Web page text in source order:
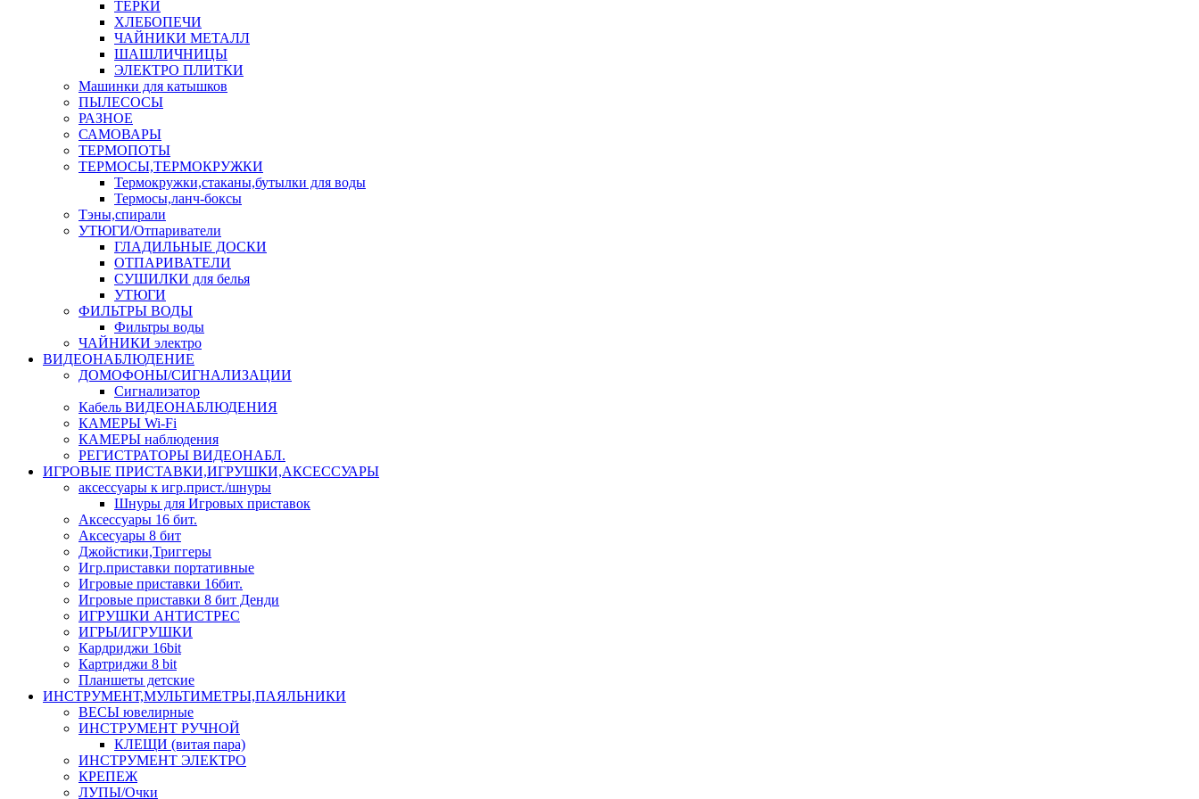
ТЕРКИ
ХЛЕБОПЕЧИ
ЧАЙНИКИ МЕТАЛЛ
ШАШЛИЧНИЦЫ
ЭЛЕКТРО ПЛИТКИ
Машинки для катышков
ПЫЛЕСОСЫ
РАЗНОЕ
САМОВАРЫ
ТЕРМОПОТЫ
ТЕРМОСЫ,ТЕРМОКРУЖКИ
Термокружки,стаканы,бутылки для воды
Термосы,ланч-боксы
Тэны,спирали
УТЮГИ/Отпариватели
ГЛАДИЛЬНЫЕ ДОСКИ
ОТПАРИВАТЕЛИ
СУШИЛКИ для белья
УТЮГИ
ФИЛЬТРЫ ВОДЫ
Фильтры воды
ЧАЙНИКИ электро
ВИДЕОНАБЛЮДЕНИЕ
ДОМОФОНЫ/СИГНАЛИЗАЦИИ
Сигнализатор
Кабель ВИДЕОНАБЛЮДЕНИЯ
КАМЕРЫ Wi-Fi
КАМЕРЫ наблюдения
РЕГИСТРАТОРЫ ВИДЕОНАБЛ.
ИГРОВЫЕ ПРИСТАВКИ,ИГРУШКИ,АКСЕССУАРЫ
аксесcуары к игр.прист./шнуры
Шнуры для Игровых приставок
Аксессуары 16 бит.
Аксесуары 8 бит
Джойстики,Триггеры
Игр.приставки портативные
Игровые приставки 16бит.
Игровые приставки 8 бит Денди
ИГРУШКИ АНТИСТРЕС
ИГРЫ/ИГРУШКИ
Кардриджи 16bit
Картриджи 8 bit
Планшеты детские
ИНСТРУМЕНТ,МУЛЬТИМЕТРЫ,ПАЯЛЬНИКИ
ВЕСЫ ювелирные
ИНСТРУМЕНТ РУЧНОЙ
КЛЕЩИ (витая пара)
ИНСТРУМЕНТ ЭЛЕКТРО
КРЕПЕЖ
ЛУПЫ/Очки